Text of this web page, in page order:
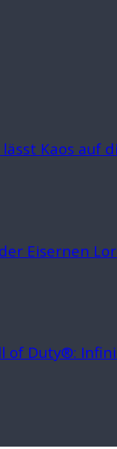
Kaos auf
Eisernen
of Duty®: